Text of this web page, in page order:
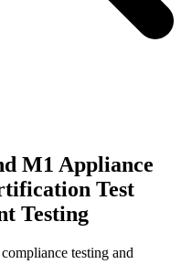
M1 Appliance
Test
Testing
testing and